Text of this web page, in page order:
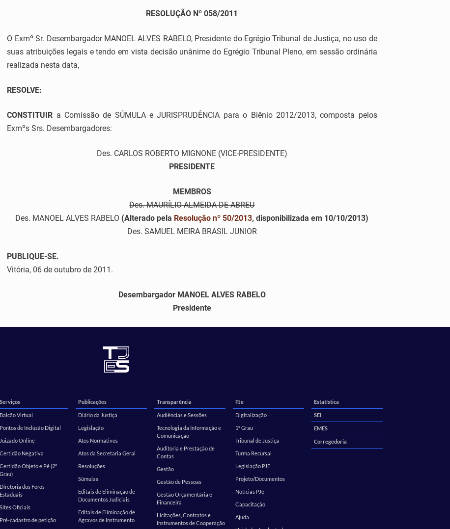
RESOLUÇÃO Nº 058/2011
O Exmº Sr. Desembargador MANOEL ALVES RABELO, Presidente do Egrégio Tribunal de Justiça, no uso de
suas atribuições legais e tendo em vista decisão unânime do Egrégio Tribunal Pleno, em sessão ordinária
realizada nesta data,
RESOLVE:
CONSTITUIR a Comissão de SÚMULA e JURISPRUDÊNCIA para o Biênio 2012/2013, composta pelos
Exmºs Srs. Desembargadores:
Des. CARLOS ROBERTO MIGNONE (VICE-PRESIDENTE)
PRESIDENTE
MEMBROS
Des. MAURÍLIO ALMEIDA DE ABREU
Des. MANOEL ALVES RABELO (Alterado pela Resolução nº 50/2013, disponibilizada em 10/10/2013)
Des. SAMUEL MEIRA BRASIL JUNIOR
PUBLIQUE-SE.
Vitória, 06 de outubro de 2011.
Desembargador MANOEL ALVES RABELO
Presidente
Serviços
Balcão Virtual
Pontos de Inclusão Digital
Juizado Online
Certidão Negativa
Certidão Objeto e Pé (2º
Grau)
Diretoria dos Foros
Estaduais
Sites Oficiais
Pré-cadastro de petição
Publicações
Diário da Justiça
Legislação
Atos Normativos
Atos da Secretaria Geral
Resoluções
Súmulas
Editais de Eliminação de
Documentos Judiciais
Editais de Eliminação de
Agravos de Instrumento
Transparência
Audiências e Sessões
Tecnologia da Informação e
Comunicação
Auditoria e Prestação de
Contas
Gestão
Gestão de Pessoas
Gestão Orçamentária e
Financeira
Licitações, Contratos e
Instrumentos de Cooperação
PJe
Digitalização
1º Grau
Tribunal de Justiça
Turma Recursal
Legislação PJE
Projeto/Documentos
Notícias PJe
Capacitação
Ajuda
Estatística
SEI
EMES
Corregedoria